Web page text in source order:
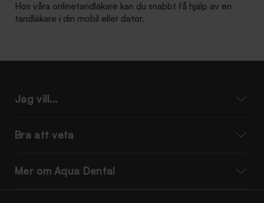
Hos våra onlinetandläkare kan du snabbt få hjälp av en
tandläkare i din mobil eller dator.
Jag vill...
Bra att veta
Mer om Aqua Dental